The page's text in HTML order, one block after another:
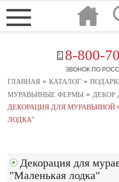
8-800-
ЗВОНОК ПО
ГЛАВНАЯ » КАТАЛОГ »
МУРАВЬИНЫЕ ФЕРМЫ » ДЕКОР
ДЕКОРАЦИЯ ДЛЯ
ЛОДКА"
Декорация для
"Маленькая лодка"